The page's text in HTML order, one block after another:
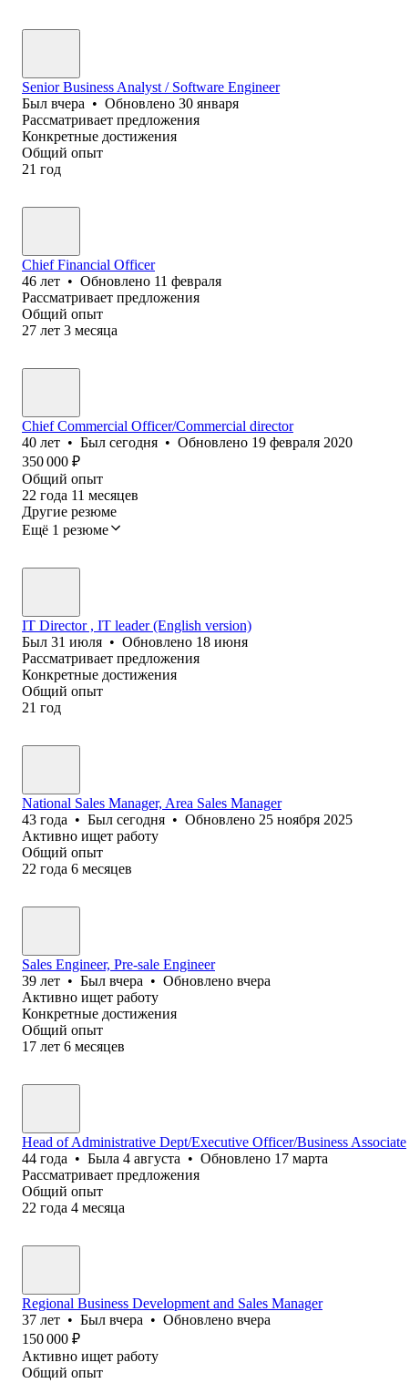
Senior Business Analyst / Software Engineer
Был вчера • Обновлено 30 января
Рассматривает предложения
Конкретные достижения
Общий опыт
21 год
Chief Financial Officer
46 лет • Обновлено 11 февраля
Рассматривает предложения
Общий опыт
27 лет 3 месяца
Chief Commercial Officer/Commercial director
40 лет • Был сегодня • Обновлено 19 февраля 2020
350 000 ₽
Общий опыт
22 года 11 месяцев
Другие резюме
Ещё 1 резюме
IT Director , IT leader (English version)
Был 31 июля • Обновлено 18 июня
Рассматривает предложения
Конкретные достижения
Общий опыт
21 год
National Sales Manager, Area Sales Manager
43 года • Был сегодня • Обновлено 25 ноября 2025
Активно ищет работу
Общий опыт
22 года 6 месяцев
Sales Engineer, Pre-sale Engineer
39 лет • Был вчера • Обновлено вчера
Активно ищет работу
Конкретные достижения
Общий опыт
17 лет 6 месяцев
Head of Administrative Dept/Executive Officer/Business Associate
44 года • Была 4 августа • Обновлено 17 марта
Рассматривает предложения
Общий опыт
22 года 4 месяца
Regional Business Development and Sales Manager
37 лет • Был вчера • Обновлено вчера
150 000 ₽
Активно ищет работу
Общий опыт